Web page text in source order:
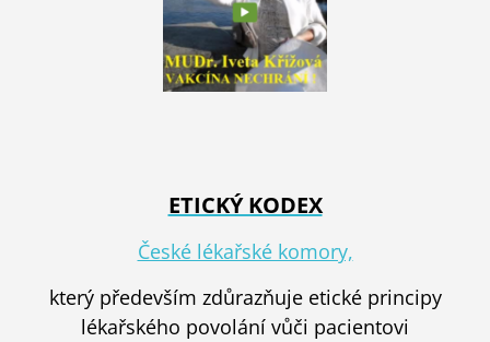
ETICKÝ KODEX
České lékařské komory,
který především zdůrazňuje etické principy
lékařského povolání vůči pacientovi